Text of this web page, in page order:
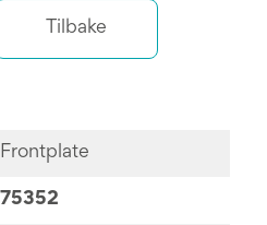
Tilbake
Frontplate
75352